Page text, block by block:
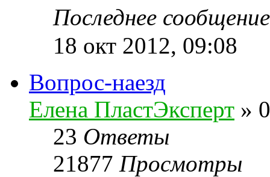
Последнее
18 окт 2012, 09:08
Вопрос-наезд
Елена ПластЭксперт »
23 Ответы
21877 Просмотры